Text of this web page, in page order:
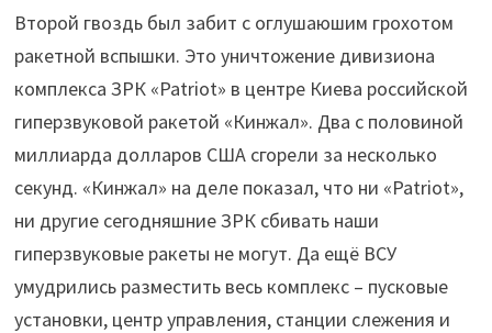
Второй гвоздь был забит с оглушаюшим грохотом
ракетной вспышки. Это уничтожение дивизиона
комплекса ЗРК «Patriot» в центре Киева российской
гиперзвуковой ракетой «Кинжал». Два с половиной
миллиарда долларов США сгорели за несколько
секунд. «Кинжал» на деле показал, что ни «Patriot»,
ни другие сегодняшние ЗРК сбивать наши
гиперзвуковые ракеты не могут. Да ещё ВСУ
умудрились разместить весь комплекс – пусковые
установки, центр управления, станции слежения и